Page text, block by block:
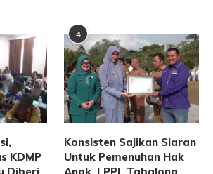
KDMP
Diberi
4
Konsisten Sajikan Siaran
Untuk Pemenuhan Hak
Anak, LPPL Tabalong